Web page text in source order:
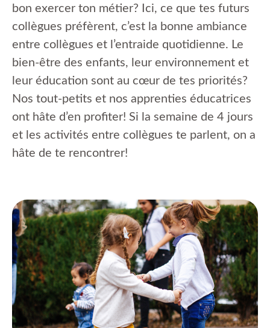
bon exercer ton métier? Ici, ce que tes futurs
collègues préfèrent, c’est la bonne ambiance
entre collègues et l’entraide quotidienne. Le
bien-être des enfants, leur environnement et
leur éducation sont au cœur de tes priorités?
Nos tout-petits et nos apprenties éducatrices
ont hâte d’en profiter! Si la semaine de 4 jours
et les activités entre collègues te parlent, on a
hâte de te rencontrer!